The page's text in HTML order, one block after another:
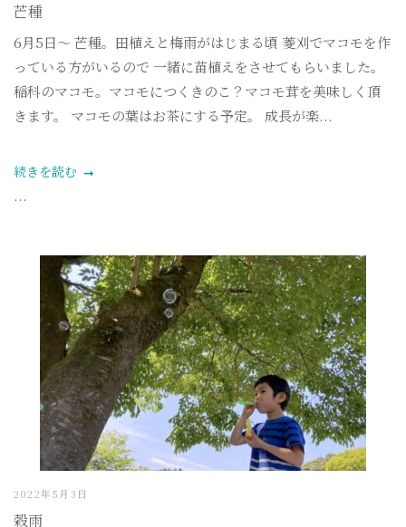
芒種
6月5日〜 芒種。田植えと梅雨がはじまる頃 菱刈でマコモを作
っている方がいるので 一緒に苗植えをさせてもらいました。
稲科のマコモ。マコモにつくきのこ？マコモ茸を美味しく頂
きます。 マコモの葉はお茶にする予定。 成長が楽...
続きを読む
...
2022年5月3日
穀雨